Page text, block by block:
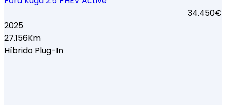
34.450€
2025
27.156Km
Híbrido Plug-In